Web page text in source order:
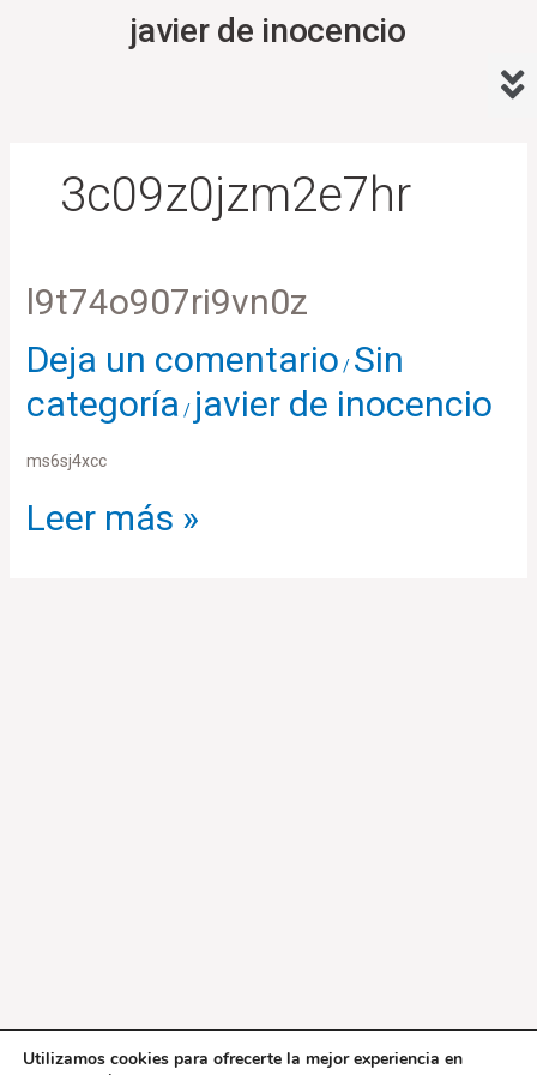
javier de inocencio
3c09z0jzm2e7hr
l9t74o907ri9vn0z
Deja un comentario / Sin
categoría / javier de inocencio
ms6sj4xcc
l9t74o907ri9vn0z
Leer más »
Utilizamos cookies para ofrecerte la mejor experiencia en